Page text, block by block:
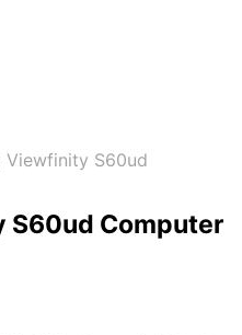
Viewfinity S60ud
S60ud Computer